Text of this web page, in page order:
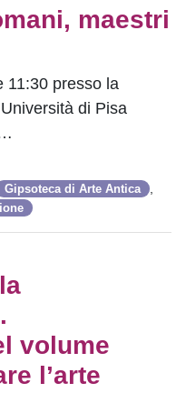
maestri
11:30 presso la
di Pisa
Gipsoteca di Arte Antica
volume
l’arte